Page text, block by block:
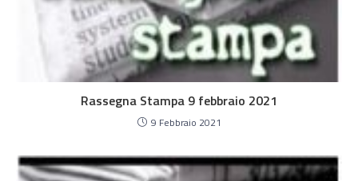
Rassegna Stampa 9 febbraio 2021
9 Febbraio 2021